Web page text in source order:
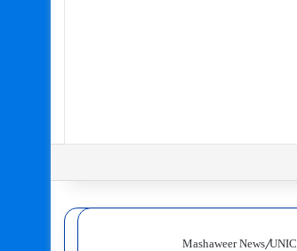
Mashaweer News/